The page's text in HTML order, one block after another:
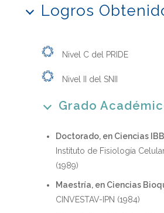
Logros
Nivel C del PRIDE
Nivel II del SNII
Grado
Doctorado, en Ciencias
Instituto de Fisiología
(1989)
Maestría, en Ciencias
CINVESTAV-IPN (1984)